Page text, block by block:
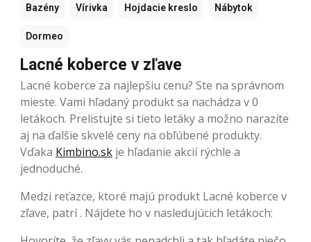
Bazény Vírivka Hojdacie kreslo Nábytok
Dormeo
Lacné koberce v zľave
Lacné koberce za najlepšiu cenu? Ste na správnom
mieste. Vami hľadaný produkt sa nachádza v 0
letákoch. Prelistujte si tieto letáky a možno narazíte
aj na ďalšie skvelé ceny na obľúbené produkty.
Vďaka Kimbino.sk je hľadanie akcií rýchle a
jednoduché.
Medzi reťazce, ktoré majú produkt Lacné koberce v
zľave, patrí . Nájdete ho v nasledujúcich letákoch: